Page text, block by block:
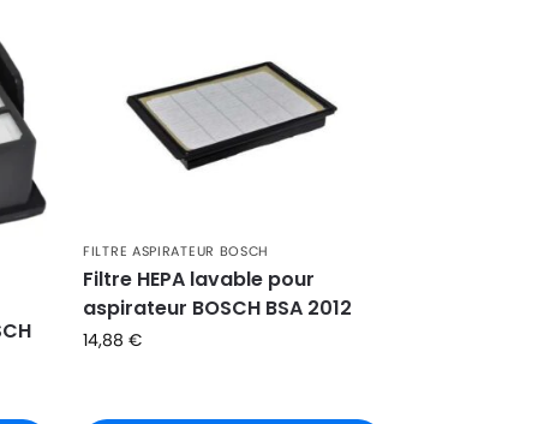
FILTRE ASPIRATEUR BOSCH
Filtre HEPA lavable pour
aspirateur BOSCH BSA 2012
14,88€